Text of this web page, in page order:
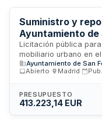
Suministro y
Ayuntamiento de
Licitación pública
mobiliario urbano en
Henares. La Junta de
contrata la provisión
mantenimiento. El
diversos
Ayuntamiento de San
Abierto
Madrid Pub.
PRESUPUESTO
413.223,14 EUR